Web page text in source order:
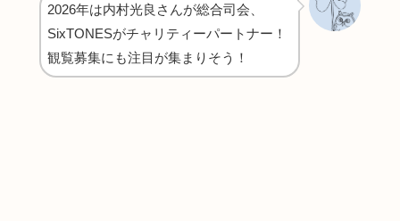
2026年は内村光良さんが総合司会、
SixTONESがチャリティーパートナー！
観覧募集にも注目が集まりそう！